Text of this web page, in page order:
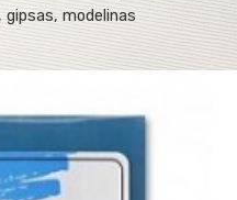
gipsas, modelinas